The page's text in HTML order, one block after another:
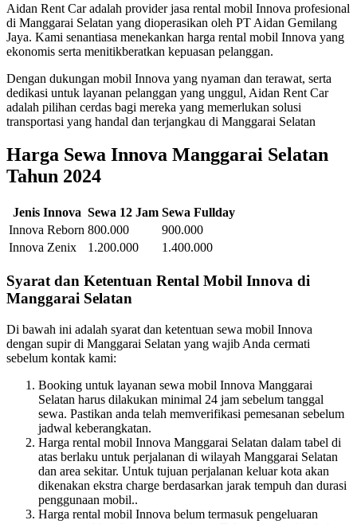
Aidan Rent Car adalah provider jasa rental mobil Innova profesional
di Manggarai Selatan yang dioperasikan oleh PT Aidan Gemilang
Jaya. Kami senantiasa menekankan harga rental mobil Innova yang
ekonomis serta menitikberatkan kepuasan pelanggan.
Dengan dukungan mobil Innova yang nyaman dan terawat, serta
dedikasi untuk layanan pelanggan yang unggul, Aidan Rent Car
adalah pilihan cerdas bagi mereka yang memerlukan solusi
transportasi yang handal dan terjangkau di Manggarai Selatan
Harga Sewa Innova Manggarai Selatan
Tahun 2024
Jenis Innova Sewa 12 Jam Sewa Fullday
Innova Reborn 800.000
900.000
Innova Zenix
1.200.000 1.400.000
Syarat dan Ketentuan Rental Mobil Innova di
Manggarai Selatan
Di bawah ini adalah syarat dan ketentuan sewa mobil Innova
dengan supir di Manggarai Selatan yang wajib Anda cermati
sebelum kontak kami:
Booking untuk layanan sewa mobil Innova Manggarai
Selatan harus dilakukan minimal 24 jam sebelum tanggal
sewa. Pastikan anda telah memverifikasi pemesanan sebelum
jadwal keberangkatan.
Harga rental mobil Innova Manggarai Selatan dalam tabel di
atas berlaku untuk perjalanan di wilayah Manggarai Selatan
dan area sekitar. Untuk tujuan perjalanan keluar kota akan
dikenakan ekstra charge berdasarkan jarak tempuh dan durasi
penggunaan mobil..
Harga rental mobil Innova belum termasuk pengeluaran